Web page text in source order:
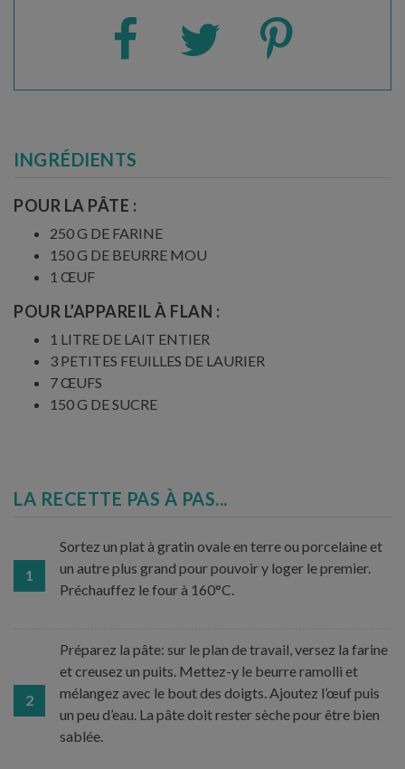
INGRÉDIENTS
POUR LA PÂTE :
250 G DE FARINE
150 G DE BEURRE MOU
1 ŒUF
POUR L’APPAREIL À FLAN :
1 LITRE DE LAIT ENTIER
3 PETITES FEUILLES DE LAURIER
7 ŒUFS
150 G DE SUCRE
LA RECETTE PAS À PAS...
1
Sortez un plat à gratin ovale en terre ou porcelaine et
un autre plus grand pour pouvoir y loger le premier.
Préchauffez le four à 160°C.
2
Préparez la pâte: sur le plan de travail, versez la farine
et creusez un puits. Mettez-y le beurre ramolli et
mélangez avec le bout des doigts. Ajoutez l’œuf puis
un peu d’eau. La pâte doit rester sèche pour être bien
sablée.